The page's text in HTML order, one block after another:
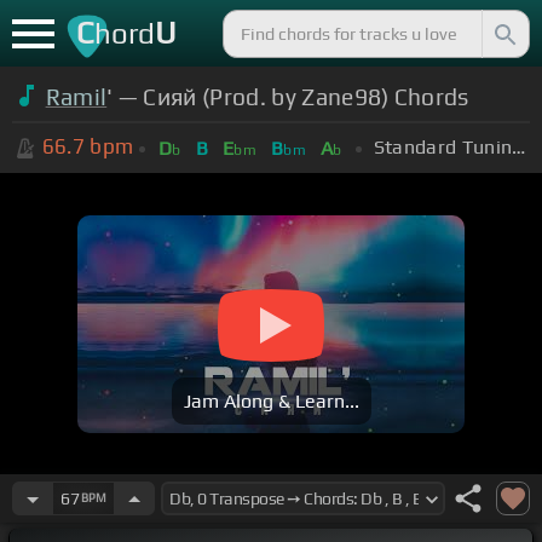
ChordU
Ramil' — Сияй (Prod. by Zane98) Chords
66.7 bpm Db B Ebm Bbm Ab Standard Tuning (EADGBE)
Jam Along & Learn...
67BPM